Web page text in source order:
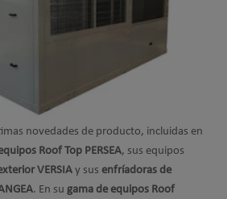
novedades de producto, incluidas en
Roof Top PERSEA, sus equipos
VERSIAy sus enfríadoras de
. En su gama de equipos Roof